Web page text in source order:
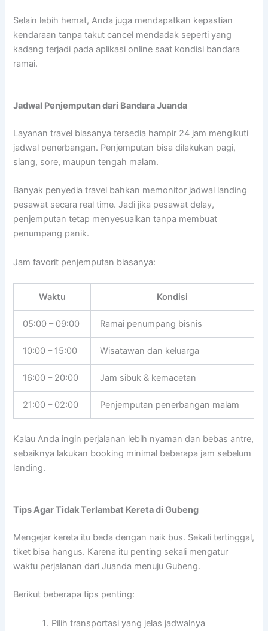
Selain lebih hemat, Anda juga mendapatkan kepastian
kendaraan tanpa takut cancel mendadak seperti yang
kadang terjadi pada aplikasi online saat kondisi bandara
ramai.
Jadwal Penjemputan dari Bandara Juanda
Layanan travel biasanya tersedia hampir 24 jam mengikuti
jadwal penerbangan. Penjemputan bisa dilakukan pagi,
siang, sore, maupun tengah malam.
Banyak penyedia travel bahkan memonitor jadwal landing
pesawat secara real time. Jadi jika pesawat delay,
penjemputan tetap menyesuaikan tanpa membuat
penumpang panik.
Jam favorit penjemputan biasanya:
Waktu Kondisi
05:00 – 09:00 Ramai penumpang bisnis
10:00 – 15:00 Wisatawan dan keluarga
16:00 – 20:00 Jam sibuk & kemacetan
21:00 – 02:00 Penjemputan penerbangan malam
Kalau Anda ingin perjalanan lebih nyaman dan bebas antre,
sebaiknya lakukan booking minimal beberapa jam sebelum
landing.
Tips Agar Tidak Terlambat Kereta di Gubeng
Mengejar kereta itu beda dengan naik bus. Sekali tertinggal,
tiket bisa hangus. Karena itu penting sekali mengatur
waktu perjalanan dari Juanda menuju Gubeng.
Berikut beberapa tips penting:
Pilih transportasi yang jelas jadwalnya